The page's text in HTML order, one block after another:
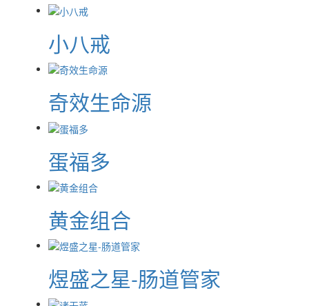
小八戒
奇效生命源
蛋福多
黄金组合
煜盛之星-肠道管家